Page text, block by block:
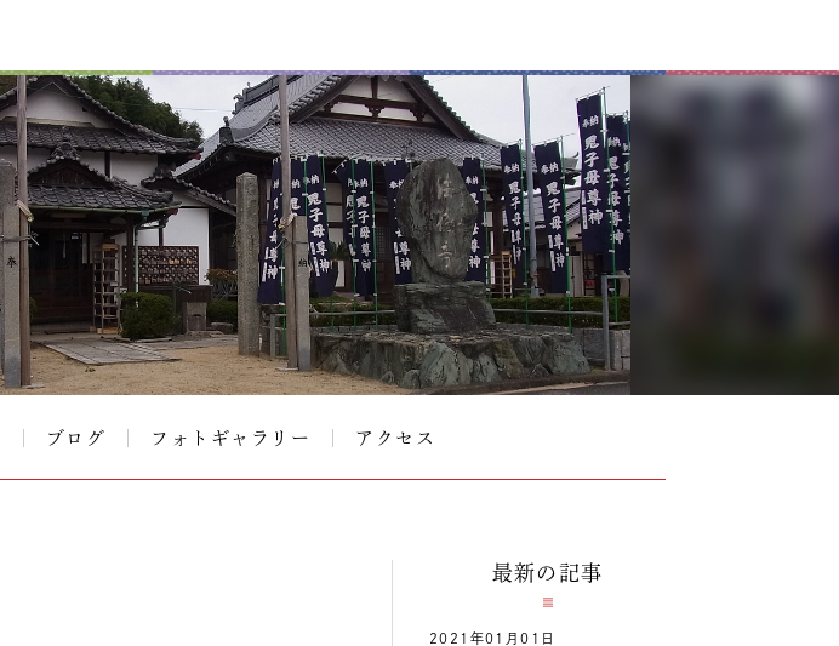
ブログ フォトギャラリー アクセス
最新の記事
2021年01月01日